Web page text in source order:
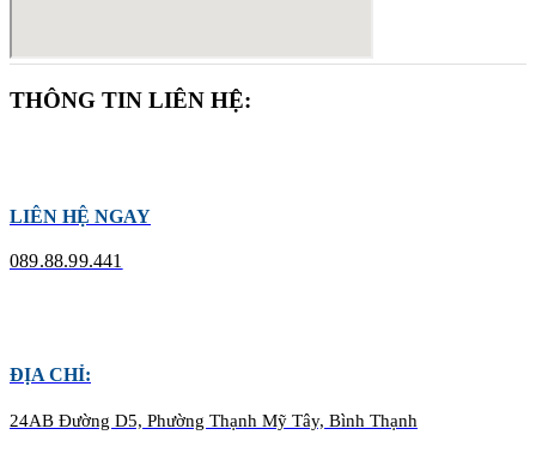
THÔNG TIN LIÊN HỆ:
LIÊN HỆ NGAY
089.88.99.441
ĐỊA CHỈ:
24AB Đường D5, Phường Thạnh Mỹ Tây, Bình Thạnh